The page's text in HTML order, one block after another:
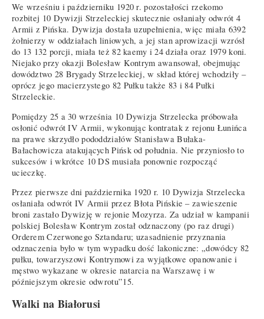
We wrześniu i październiku 1920 r. pozostałości rzekomo
rozbitej 10 Dywizji Strzeleckiej skutecznie osłaniały odwrót 4
Armii z Pińska. Dywizja dostała uzupełnienia, więc miała 6392
żołnierzy w oddziałach liniowych, a jej stan aprowizacji wzrósł
do 13 132 porcji, miała też 82 kaemy i 24 działa oraz 1979 koni.
Niejako przy okazji Bolesław Kontrym awansował, obejmując
dowództwo 28 Brygady Strzeleckiej, w skład której wchodziły –
oprócz jego macierzystego 82 Pułku także 83 i 84 Pułki
Strzeleckie.
Pomiędzy 25 a 30 września 10 Dywizja Strzelecka próbowała
osłonić odwrót IV Armii, wykonując kontratak z rejonu Łunińca
na prawe skrzydło pododdziałów Stanisława Bułaka-
Bałachowicza atakujących Pińsk od południa. Nie przyniosło to
sukcesów i wkrótce 10 DS musiała ponownie rozpocząć
ucieczkę.
Przez pierwsze dni października 1920 r. 10 Dywizja Strzelecka
osłaniała odwrót IV Armii przez Błota Pińskie – zawieszenie
broni zastało Dywizję w rejonie Mozyrza. Za udział w kampanii
polskiej Bolesław Kontrym został odznaczony (po raz drugi)
Orderem Czerwonego Sztandaru; uzasadnienie przyznania
odznaczenia było w tym wypadku dość lakoniczne: „dowódcy 82
pułku, towarzyszowi Kontrymowi za wyjątkowe opanowanie i
męstwo wykazane w okresie natarcia na Warszawę i w
późniejszym okresie odwrotu”15.
Walki na Białorusi